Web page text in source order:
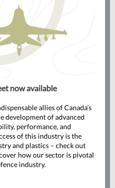
now available
allies of Canada’s
development of advanced
performance, and
of this industry is the
and plastics – check out
how our sector is pivotal
industry.